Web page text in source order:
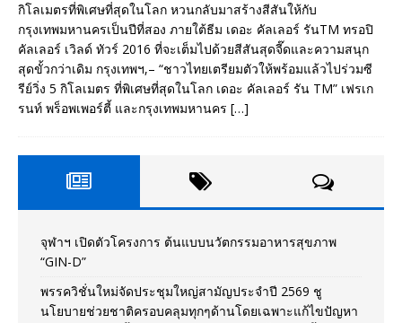
กิโลเมตรที่พิเศษที่สุดในโลก หวนกลับมาสร้างสีสันให้กับ
กรุงเทพมหานครเป็นปีที่สอง ภายใต้ธีม เดอะ คัลเลอร์ รันTM ทรอปิ
คัลเลอร์ เวิลด์ ทัวร์ 2016 ที่จะเต็มไปด้วยสีสันสุดจี๊ดและความสนุก
สุดขั้วกว่าเดิม กรุงเทพฯ,– “ชาวไทยเตรียมตัวให้พร้อมแล้วไปร่วมซี
รีย์วิ่ง 5 กิโลเมตร ที่พิเศษที่สุดในโลก เดอะ คัลเลอร์ รัน TM” เฟรเก
รนท์ พร็อพเพอร์ตี้ และกรุงเทพมหานคร […]
จุฬาฯ เปิดตัวโครงการ ต้นแบบนวัตกรรมอาหารสุขภาพ
“GIN-D”
พรรควิชั่นใหม่จัดประชุมใหญ่สามัญประจำปี 2569 ชู
นโยบายช่วยชาติครอบคลุมทุกๆด้านโดยเฉพาะแก้ไขปัญหา